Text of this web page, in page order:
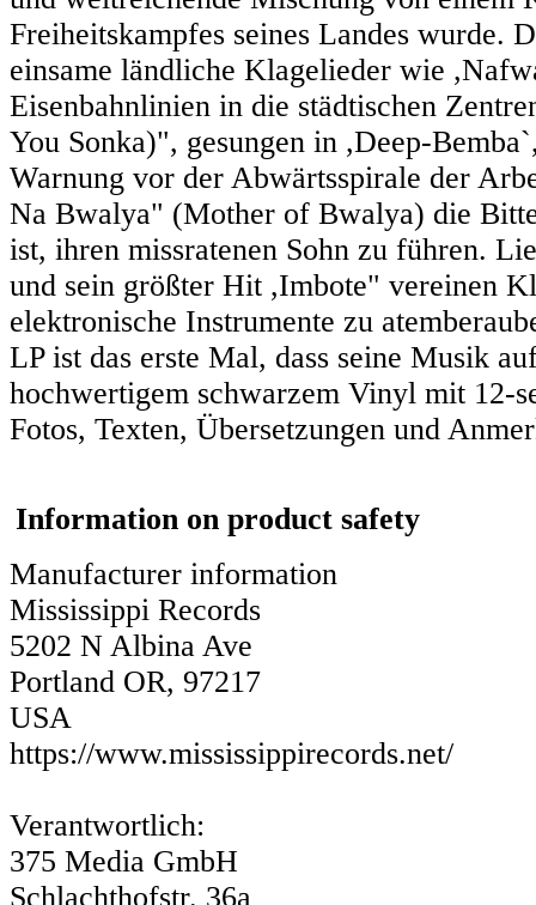
Freiheitskampfes seines Landes wurde.
einsame ländliche Klagelieder wie
Eisenbahnlinien in die städtischen
You Sonka)", gesungen in ,Deep-
Warnung vor der Abwärtsspirale der
Na Bwalya" (Mother of Bwalya) die
ist, ihren missratenen Sohn zu führen.
und sein größter Hit ,Imbote" vereinen
elektronische Instrumente zu
LP ist das erste Mal, dass seine Musik
hochwertigem schwarzem Vinyl mit 12-
Fotos, Texten, Übersetzungen und
Information on product safety
Manufacturer information
Mississippi Records
5202 N Albina Ave
Portland OR, 97217
USA
https://www.mississippirecords.net/
Verantwortlich:
375 Media GmbH
Schlachthofstr. 36a